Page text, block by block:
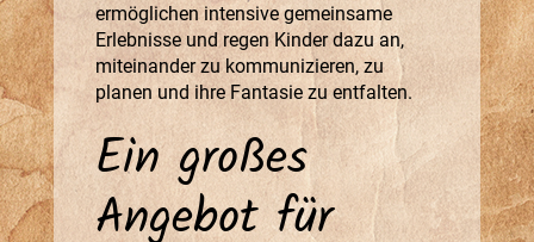
ermöglichen intensive gemeinsame
Erlebnisse und regen Kinder dazu an,
miteinander zu kommunizieren, zu
planen und ihre Fantasie zu entfalten.
Ein großes
Angebot für